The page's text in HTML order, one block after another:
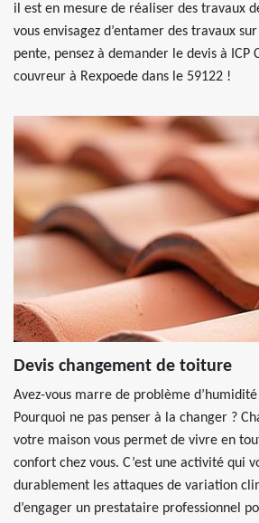
il est en mesure de réaliser des travaux
vous envisagez d’entamer des travaux
pente, pensez à demander le devis à ICP
couvreur à Rexpoede dans le 59122 !
Devis changement de toiture
Avez-vous marre de problème
Pourquoi ne pas penser à la changer ?
votre maison vous permet de vivre en
confort chez vous. C’est une activité qui
durablement les attaques de variation
d’engager un prestataire professionnel